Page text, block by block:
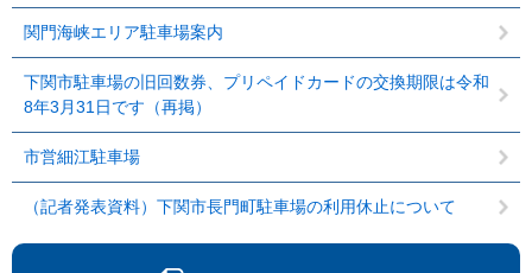
関門海峡エリア駐車場案内
下関市駐車場の旧回数券、プリペイドカードの交換期限は令和
8年3月31日です（再掲）
市営細江駐車場
（記者発表資料）下関市長門町駐車場の利用休止について